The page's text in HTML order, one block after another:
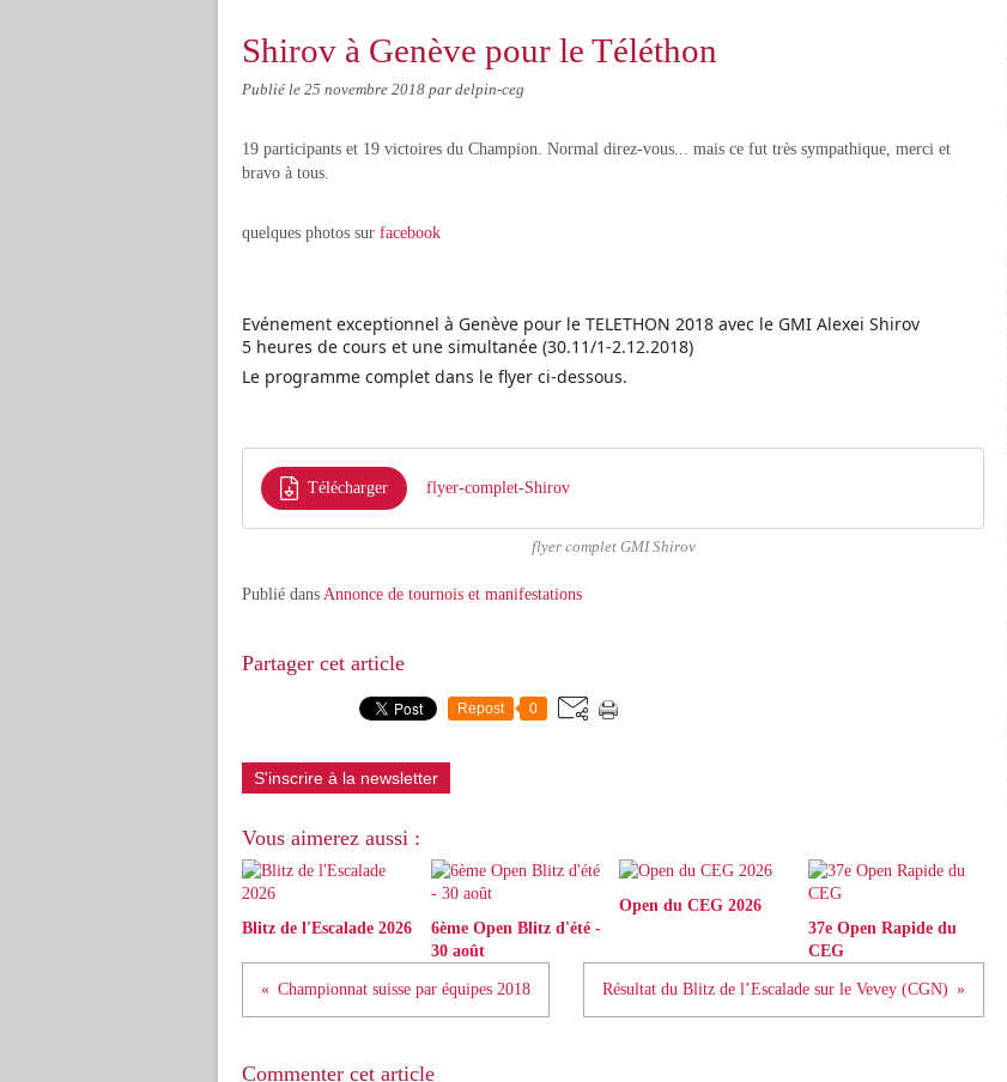
Shirov à Genève pour le Téléthon
Publié le 25 novembre 2018 par delpin-ceg
19 participants et 19 victoires du Champion. Normal direz-vous... mais ce fut très sympathique, merci et
bravo à tous.
quelques photos sur facebook
Evénement exceptionnel à Genève pour le TELETHON 2018 avec le GMI Alexei Shirov
5 heures de cours et une simultanée (30.11/1-2.12.2018)
Le programme complet dans le flyer ci-dessous.
Télécharger flyer-complet-Shirov
flyer complet GMI Shirov
Publié dans Annonce de tournois et manifestations
Partager cet article
Repost 0
S'inscrire à la newsletter
Vous aimerez aussi :
Blitz de l'Escalade 2026
6ème Open Blitz d'été -
30 août
Open du CEG 2026
37e Open Rapide du
CEG
Championnat suisse par équipes 2018 Résultat du Blitz de l’Escalade sur le Vevey (CGN)
Commenter cet article